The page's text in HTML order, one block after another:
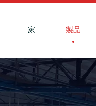
家 製品